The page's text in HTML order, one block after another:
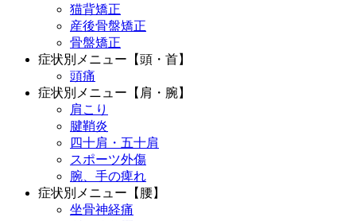
猫背矯正
産後骨盤矯正
骨盤矯正
症状別メニュー【頭・首】
頭痛
症状別メニュー【肩・腕】
肩こり
腱鞘炎
四十肩・五十肩
スポーツ外傷
腕、手の痺れ
症状別メニュー【腰】
坐骨神経痛